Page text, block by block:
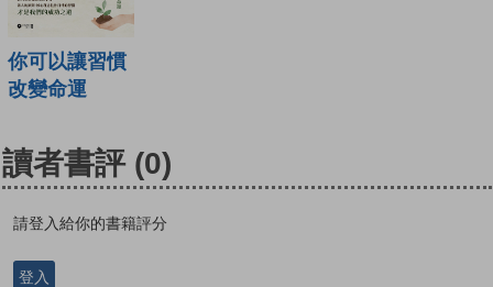
你可以讓習慣
改變命運
讀者書評 (0)
請登入給你的書籍評分
登入